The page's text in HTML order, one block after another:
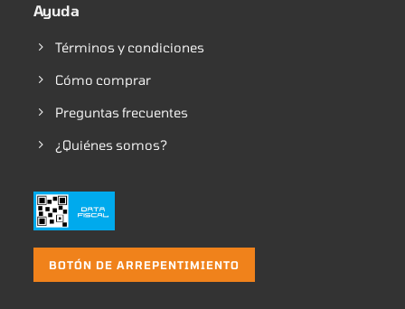
Ayuda
Términos y condiciones
Cómo comprar
Preguntas frecuentes
¿Quiénes somos?
BOTÓN DE ARREPENTIMIENTO